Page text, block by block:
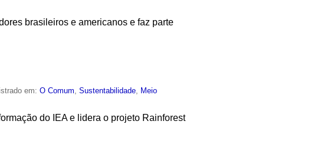
brasileiros e americanos e faz parte
em:O Comum ,Sustentabilidade Meio
do IEA e lidera o projeto Rainforest